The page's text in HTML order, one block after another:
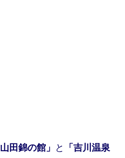
山田錦の館」 と
「吉川温泉